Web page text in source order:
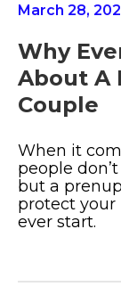
March 28,
Why
About A
Couple
When it
people
but a
protect your
ever start.